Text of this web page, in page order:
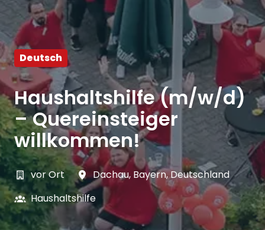
Deutsch
Haushaltshilfe (m/w/d)
– Quereinsteiger
willkommen!
vor Ort Dachau, Bayern,Deutschland
Haushaltshilfe